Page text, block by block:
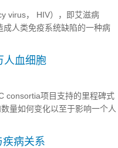
virus， HIV），即艾滋病
成人类免疫系统缺陷的一种病
人血细胞
consortia项目支持的里程碑式
量如何变化以至于影响一个人
病关系